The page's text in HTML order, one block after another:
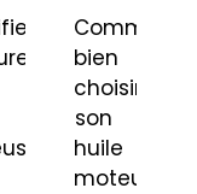
Comment
bien
choisir
son
huile
moteur